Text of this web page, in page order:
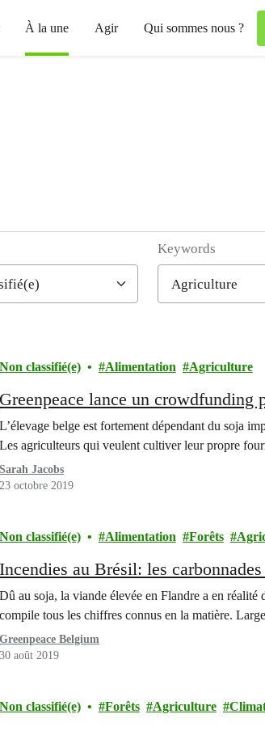
À la une Agir Qui sommes nous ?
Keywords
Non classifié(e) Alimentation Agriculture
Greenpeace lance un crowdfunding
L’élevage belge est fortement dépendant du soja
Les agriculteurs qui veulent cultiver leur propre
Sarah Jacobs
23 octobre 2019
Non classifié(e) Alimentation Forêts
Incendies au Brésil: les
Dû au soja, la viande élevée en Flandre a en
compile tous les chiffres connus en la matière.
Greenpeace Belgium
30 août 2019
Non classifié(e) Forêts Agriculture